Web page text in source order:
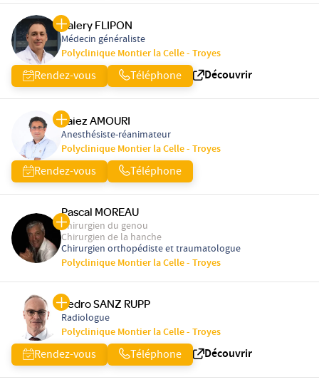
Valery FLIPON
Médecin généraliste
Polyclinique Montier la Celle - Troyes
Rendez-vous Téléphone Découvrir
Faiez AMOURI
Anesthésiste-réanimateur
Polyclinique Montier la Celle - Troyes
Rendez-vous Téléphone
Pascal MOREAU
Chirurgien du genou
Chirurgien de la hanche
Chirurgien orthopédiste et traumatologue
Polyclinique Montier la Celle - Troyes
Pedro SANZ RUPP
Radiologue
Polyclinique Montier la Celle - Troyes
Rendez-vous Téléphone Découvrir